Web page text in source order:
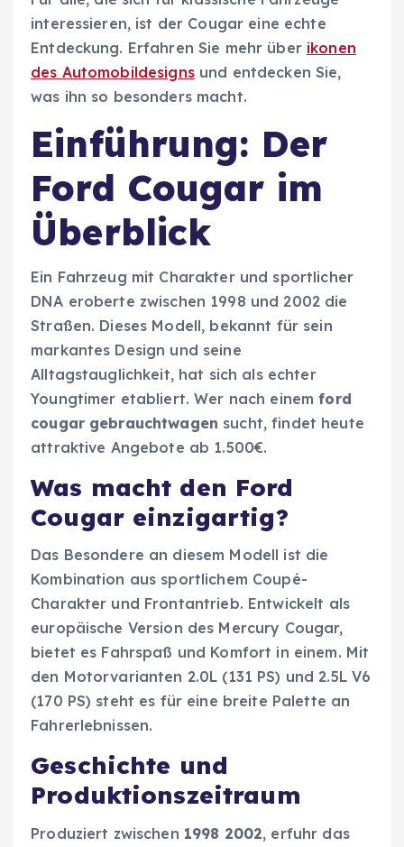
interessieren, ist der Cougar eine echte
Entdeckung. Erfahren Sie mehr über ikonen
des Automobildesignsund entdecken Sie,
was ihn so besonders macht.
Einführung: Der
Ford Cougar im
Überblick
Ein Fahrzeug mit Charakter und sportlicher
DNA eroberte zwischen 1998 und 2002 die
Straßen. Dieses Modell, bekannt für sein
markantes Design und seine
Alltagstauglichkeit, hat sich als echter
Youngtimer etabliert. Wer nach einemford
cougar gebrauchtwagen sucht, findet heute
attraktive Angebote ab 1.500€.
Was macht den Ford
Cougar einzigartig?
Das Besondere an diesem Modell ist die
Kombination aus sportlichem Coupé-
Charakter und Frontantrieb. Entwickelt als
europäische Version des Mercury Cougar,
bietet es Fahrspaß und Komfort in einem. Mit
den Motorvarianten 2.0L (131 PS) und 2.5L V6
(170 PS) steht es für eine breite Palette an
Fahrerlebnissen.
Geschichte und
Produktionszeitraum
Produziert zwischen 1998 2002, erfuhr das